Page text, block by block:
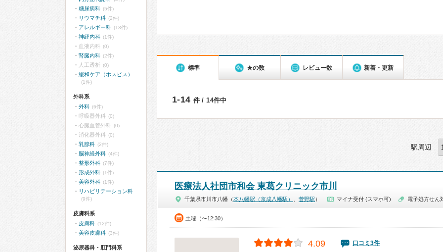
標準 ★の数 レビュー数 新着・更新
1-14 件 / 14件中
駅周辺
医療法人社団市和会 東葛クリニック市川
千葉県市川市八幡（本八幡駅（京成八幡駅） 菅野駅 ） マイナ受付 (スマホ可) 電子処方せん
土曜（〜12:30）
4.09 口コミ3件
糖尿病科 (5件)
リウマチ科 (2件)
アレルギー科 (13件)
神経内科 (1件)
血液内科 (0)
腎臓内科 (2件)
人工透析 (0)
緩和ケア（ホスピス）
(1件)
外科系
外科 (6件)
呼吸器外科 (0)
心臓血管外科 (0)
消化器外科 (0)
乳腺科 (2件)
脳神経外科 (4件)
整形外科 (7件)
形成外科 (1件)
美容外科 (1件)
リハビリテーション科
(9件)
皮膚科系
皮膚科 (12件)
美容皮膚科 (3件)
泌尿器科・肛門科系